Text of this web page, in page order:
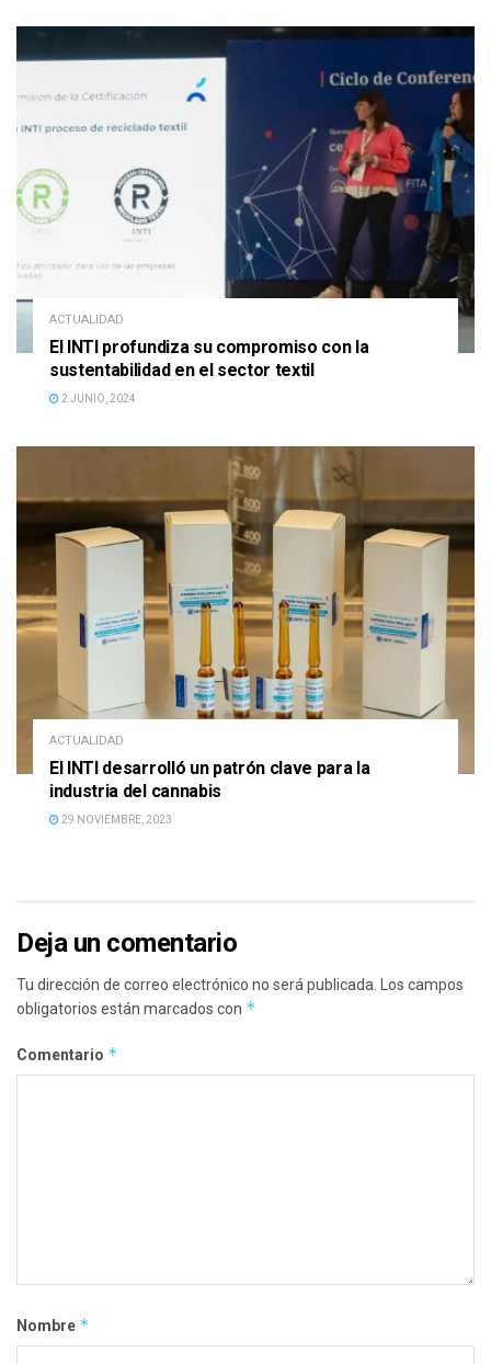
ACTUALIDAD
El INTI profundiza su compromiso con la
sustentabilidad en el sector textil
2 JUNIO, 2024
ACTUALIDAD
El INTI desarrolló un patrón clave para la
industria del cannabis
29 NOVIEMBRE, 2023
Deja un comentario
Tu dirección de correo electrónico no será publicada. Los campos
obligatorios están marcados con *
Comentario *
Nombre *